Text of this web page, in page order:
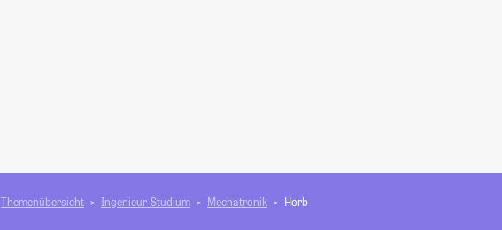
Themenübersicht Ingenieur-Studium Mechatronik Horb